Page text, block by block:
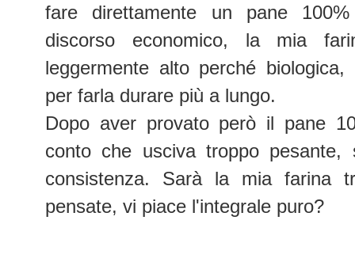
fare direttamente un pane
discorso economico, la mia
leggermente alto perché
per farla durare più a lungo.
Dopo aver provato però il pane
conto che usciva troppo
consistenza. Sarà la mia farina
pensate, vi piace l'integrale puro?